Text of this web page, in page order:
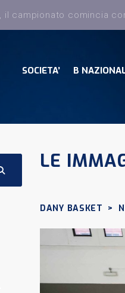
SOCIETA’ B
LE
DANY BASKET >